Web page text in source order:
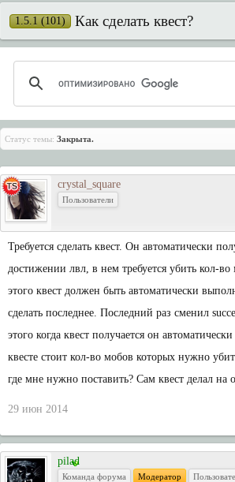
1.5.1 (101) Как сделать квест?
Статус темы: Закрыта.
crystal_square
Пользователи
Требуется сделать квест. Он автоматически
достижении лвл, в нем требуется убить кол-
этого квест должен быть автоматически
сделать последнее. Последний раз сменил
этого когда квест получается он
квесте стоит кол-во мобов которых нужно
где мне нужно поставить? Сам квест делал на
29 июн 2014
pilad
Команда форума Модератор